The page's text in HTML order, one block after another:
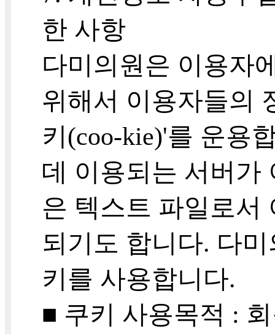
한 사항
다미의원은 이용자
위해서 이용자들의
키(coo-kie)'를 운용
데 이용되는 서버가
은 텍스트 파일로서
되기도 합니다. 다
키를 사용합니다.
■ 쿠키 사용목적 :